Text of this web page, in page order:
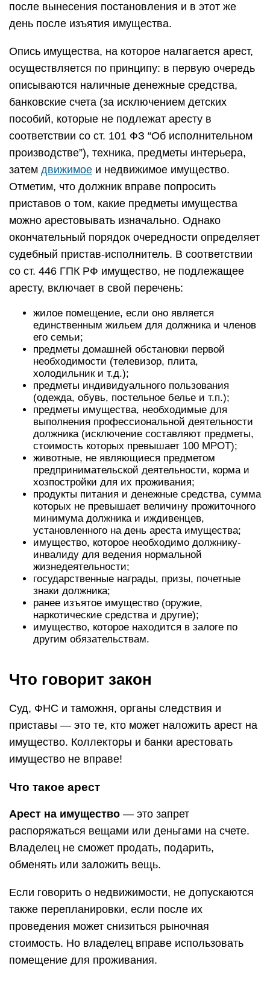
после вынесения постановления и в этот же
день после изъятия имущества.
Опись имущества, на которое налагается арест,
осуществляется по принципу: в первую очередь
описываются наличные денежные средства,
банковские счета (за исключением детских
пособий, которые не подлежат аресту в
соответствии со ст. 101 ФЗ “Об исполнительном
производстве”), техника, предметы интерьера,
затем движимое и недвижимое имущество.
Отметим, что должник вправе попросить
приставов о том, какие предметы имущества
можно арестовывать изначально. Однако
окончательный порядок очередности определяет
судебный пристав-исполнитель. В соответствии
со ст. 446 ГПК РФ имущество, не подлежащее
аресту, включает в свой перечень:
жилое помещение, если оно является
единственным жильем для должника и членов
его семьи;
предметы домашней обстановки первой
необходимости (телевизор, плита,
холодильник и т.д.);
предметы индивидуального пользования
(одежда, обувь, постельное белье и т.п.);
предметы имущества, необходимые для
выполнения профессиональной деятельности
должника (исключение составляют предметы,
стоимость которых превышает 100 МРОТ);
животные, не являющиеся предметом
предпринимательской деятельности, корма и
хозпостройки для их проживания;
продукты питания и денежные средства, сумма
которых не превышает величину прожиточного
минимума должника и иждивенцев,
установленного на день ареста имущества;
имущество, которое необходимо должнику-
инвалиду для ведения нормальной
жизнедеятельности;
государственные награды, призы, почетные
знаки должника;
ранее изъятое имущество (оружие,
наркотические средства и другие);
имущество, которое находится в залоге по
другим обязательствам.
Что говорит закон
Суд, ФНС и таможня, органы следствия и
приставы — это те, кто может наложить арест на
имущество. Коллекторы и банки арестовать
имущество не вправе!
Что такое арест
Арест на имущество — это запрет
распоряжаться вещами или деньгами на счете.
Владелец не сможет продать, подарить,
обменять или заложить вещь.
Если говорить о недвижимости, не допускаются
также перепланировки, если после их
проведения может снизиться рыночная
стоимость. Но владелец вправе использовать
помещение для проживания.